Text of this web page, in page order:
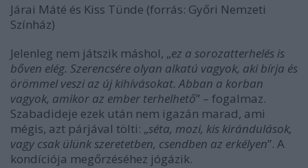
Járai Máté és Kiss Tünde (forrás: Győri Nemzeti
Színház)
Jelenleg nem játszik máshol, „ez a sorozatterhelés is
bőven elég. Szerencsére olyan alkatú vagyok, aki bírja és
örömmel veszi az új kihívásokat. Abban a korban
vagyok, amikor az ember terhelhető” – fogalmaz.
Szabadideje ezek után nem igazán marad, ami
mégis, azt párjával tölti: „séta, mozi, kis kirándulások,
vagy csak ülünk szeretetben, csendben az erkélyen”. A
kondíciója megőrzéséhez jógázik.